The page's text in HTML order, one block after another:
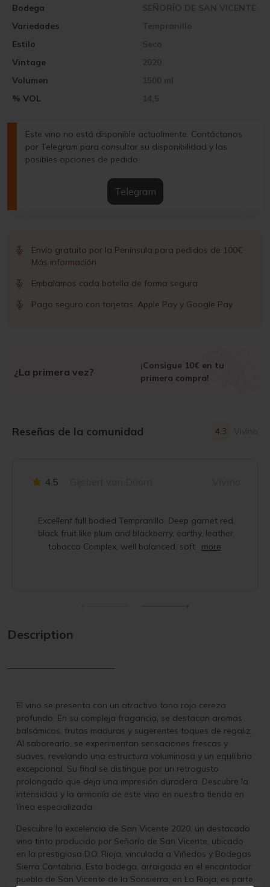
Vintage 2020
Volumen 1500 ml
Bodega SEÑORÍO DE SAN VICENTE
% VOL 14,5
Variedades Tempranillo
Estilo Seco
Este vino no está disponible actualmente. Contáctanos
por Telegram para consultar su disponibilidad y las
posibles opciones de pedido.
Telegram
Envío gratuito por la Península para pedidos de 100€
Más información
Embalamos cada botella de forma segura
Pago seguro con tarjetas, Apple Pay y Google Pay
¿La primera vez?
¡Consigue 10€ en tu
primera compra!
Reseñas de la comunidad 4.3 Vivino
4.5
Excellent full bodied Tempranillo. Deep garnet red,
black fruit like plum and blackberry, earthy, leather,
tobacco Complex, well balanced, soft
more
Description
El vino se presenta con un atractivo tono rojo cereza
profundo. En su compleja fragancia, se destacan aromas
balsámicos, frutas maduras y sugerentes toques de regaliz.
Al saborearlo, se experimentan sensaciones frescas y
suaves, revelando una estructura voluminosa y un equilibrio
excepcional. Su final se distingue por un retrogusto
prolongado que deja una impresión duradera. Descubre la
intensidad y la armonía de este vino en nuestra tienda en
línea especializada.
Descubre la excelencia de San Vicente 2020, un destacado
vino tinto producido por Señorío de San Vicente, ubicado
en la prestigiosa D.O. Rioja, vinculada a Viñedos y Bodegas
Sierra Cantabria. Esta bodega, arraigada en el encantador
pueblo de San Vicente de la Sonsierra, en La Rioja, es parte